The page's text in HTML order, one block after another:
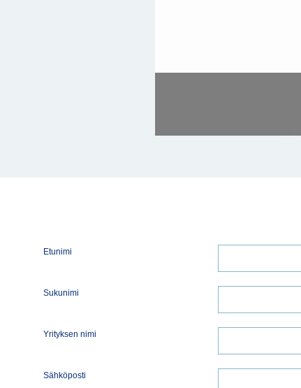
Etunimi
Sukunimi
Yrityksen nimi
Sähköposti